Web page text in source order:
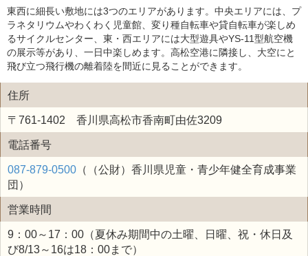
東西に細長い敷地には3つのエリアがあります。中央エリアには、プ
ラネタリウムやわくわく児童館、変り種自転車や貸自転車が楽しめ
るサイクルセンター、東・西エリアには大型遊具やYS-11型航空機
の展示等があり、一日中楽しめます。高松空港に隣接し、大空にと
飛び立つ飛行機の離着陸を間近に見ることができます。
住所
〒761-1402 香川県高松市香南町由佐3209
電話番号
087-879-0500 （（公財）香川県児童・青少年健全育成事業
団）
営業時間
9：00～17：00（夏休み期間中の土曜、日曜、祝・休日及
び8/13～16は18：00まで）